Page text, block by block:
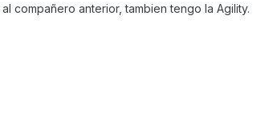
compañero anterior, tambien tengo la Agility.